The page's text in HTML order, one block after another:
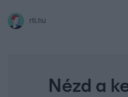
rtl.hu
Nézd a